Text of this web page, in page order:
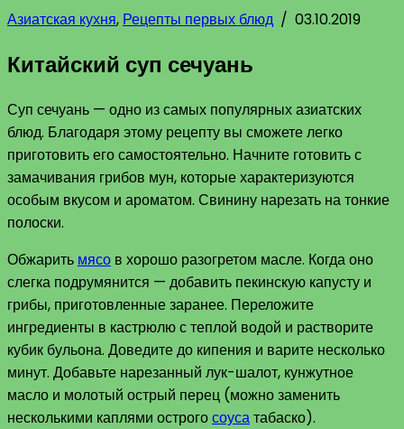
Азиатская кухня, Рецепты первых блюд / 03.10.2019
Китайский суп сечуань
Суп сечуань — одно из самых популярных азиатских
блюд. Благодаря этому рецепту вы сможете легко
приготовить его самостоятельно. Начните готовить с
замачивания грибов мун, которые характеризуются
особым вкусом и ароматом. Свинину нарезать на тонкие
полоски.
Обжарить мясо в хорошо разогретом масле. Когда оно
слегка подрумянится — добавить пекинскую капусту и
грибы, приготовленные заранее. Переложите
ингредиенты в кастрюлю с теплой водой и растворите
кубик бульона. Доведите до кипения и варите несколько
минут. Добавьте нарезанный лук-шалот, кунжутное
масло и молотый острый перец (можно заменить
несколькими каплями острогосоусатабаско).